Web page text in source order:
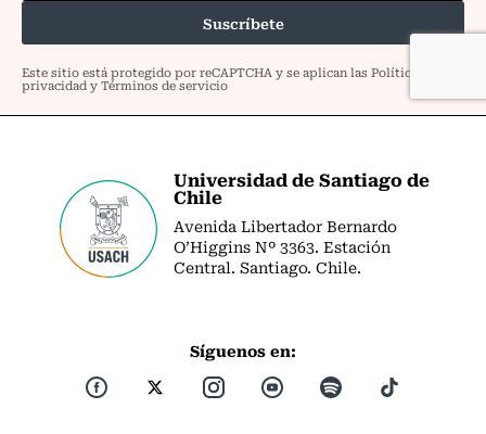
Universidad de Santiago de
Chile
Avenida Libertador Bernardo
O’Higgins Nº 3363. Estación
Central. Santiago. Chile.
Síguenos en: